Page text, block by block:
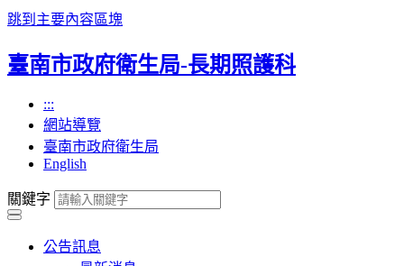
跳到主要內容區塊
臺南市政府衛生局-長期照護科
:::
網站導覽
臺南市政府衛生局
English
關鍵字
公告訊息